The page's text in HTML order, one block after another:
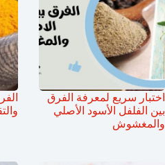
اختبار سريع لمعرفة الفرق
بين الفلفل الأسود الأصلي
والمغشوش